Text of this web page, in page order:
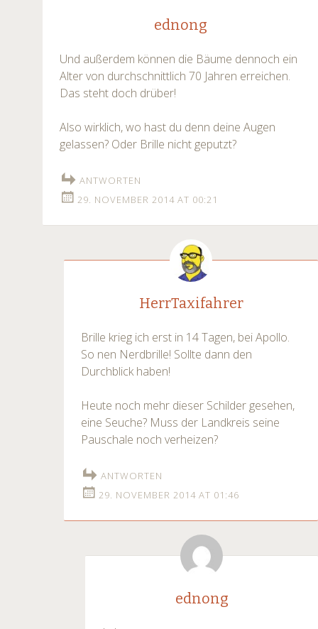
ednong
Und außerdem können die Bäume dennoch ein
Alter von durchschnittlich 70 Jahren erreichen.
Das steht doch drüber!
Also wirklich, wo hast du denn deine Augen
gelassen? Oder Brille nicht geputzt?
ANTWORTEN
29. NOVEMBER 2014 AT 00:21
HerrTaxifahrer
Brille krieg ich erst in 14 Tagen, bei Apollo.
So nen Nerdbrille! Sollte dann den
Durchblick haben!
Heute noch mehr dieser Schilder gesehen,
eine Seuche? Muss der Landkreis seine
Pauschale noch verheizen?
ANTWORTEN
29. NOVEMBER 2014 AT 01:46
ednong